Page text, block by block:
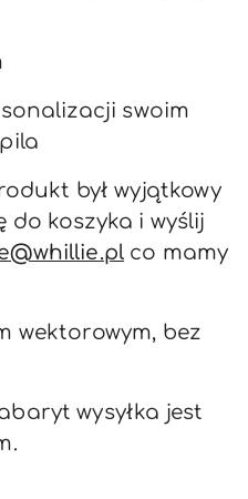
swoim
był wyjątkowy
koszyka i wyślij
co mamy
wektorowym, bez
wysyłka jest